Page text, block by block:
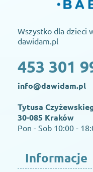
Wszystko dla dzieci
dawidam.pl
453 301
info@dawidam.pl
Tytusa
30-085 Kraków
Pon - Sob 10:00 -
Informacje